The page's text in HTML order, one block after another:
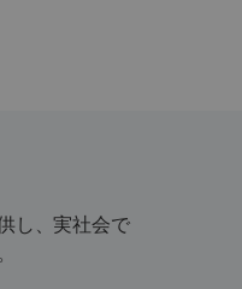
し、実社会で